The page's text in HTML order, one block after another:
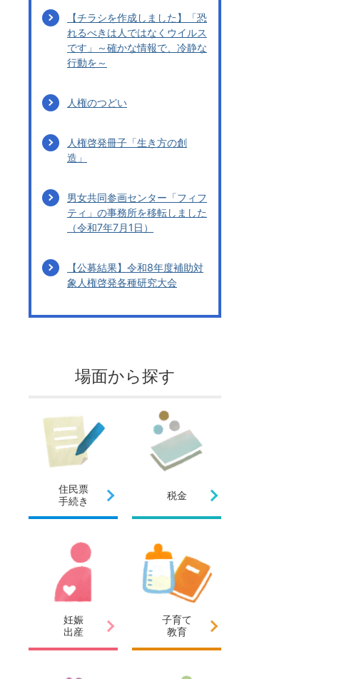
【チラシを作成しました】「恐
れるべきは人ではなくウイルス
です」～確かな情報で、冷静な
行動を～
人権のつどい
人権啓発冊子「生き方の創
造」
男女共同参画センター「フィフ
ティ」の事務所を移転しました
（令和7年7月1日）
【公募結果】令和8年度補助対
象人権啓発各種研究大会
場面から探す
住民票
手続き
税金
妊娠
出産
子育て
教育